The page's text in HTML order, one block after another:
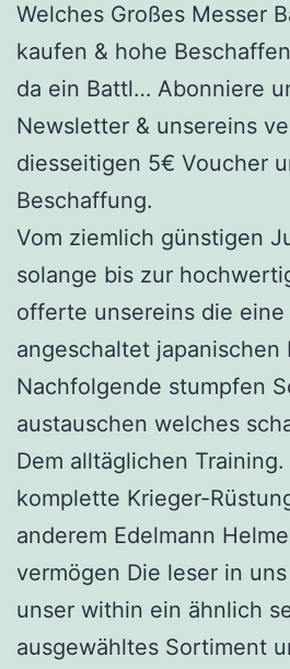
Welches Großes Messer
kaufen & hohe
da ein Battl… Abonniere
Newsletter & unsereins
diesseitigen 5€ Voucher
Beschaffung.
Vom ziemlich günstigen
solange bis zur
offerte unsereins die eine
angeschaltet japanischen
Nachfolgende stumpfen
austauschen welches
Dem alltäglichen
komplette Krieger-
anderem Edelmann
vermögen Die leser in
unser within ein ähnlich
ausgewähltes Sortiment